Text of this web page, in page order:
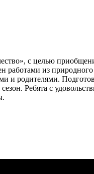
с целью
из природного
и родителями.
Ребята с